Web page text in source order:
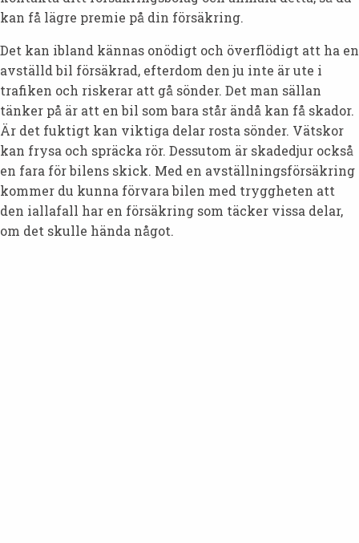
kan få lägre premie på din försäkring.
Det kan ibland kännas onödigt och överflödigt att ha en
avställd bil försäkrad, efterdom den ju inte är ute i
trafiken och riskerar att gå sönder. Det man sällan
tänker på är att en bil som bara står ändå kan få skador.
Är det fuktigt kan viktiga delar rosta sönder. Vätskor
kan frysa och spräcka rör. Dessutom är skadedjur också
en fara för bilens skick. Med en avställningsförsäkring
kommer du kunna förvara bilen med tryggheten att
den iallafall har en försäkring som täcker vissa delar,
om det skulle hända något.